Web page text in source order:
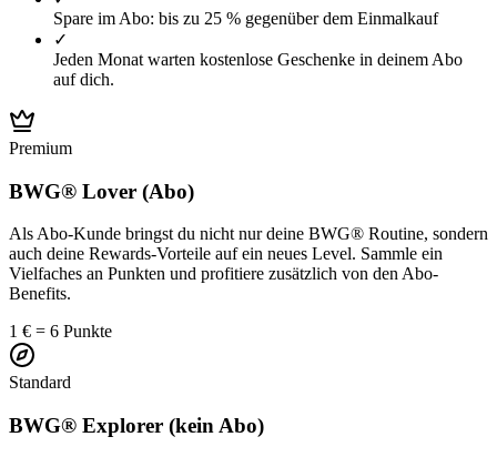
Spare im Abo: bis zu 25 % gegenüber dem Einmalkauf
✓
Jeden Monat warten kostenlose Geschenke in deinem Abo
auf dich.
Premium
BWG® Lover (Abo)
Als Abo-Kunde bringst du nicht nur deine BWG® Routine, sondern
auch deine Rewards-Vorteile auf ein neues Level. Sammle ein
Vielfaches an Punkten und profitiere zusätzlich von den Abo-
Benefits.
1 € = 6 Punkte
Standard
BWG® Explorer (kein Abo)